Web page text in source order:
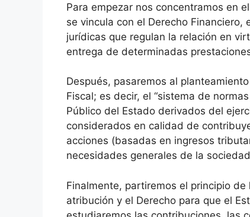
Para empezar nos concentramos en
se vincula con el Derecho
jurídicas que regulan la relación en
entrega de determinadas
Después, pasaremos al
Fiscal; es decir, el “sistema de
Público del Estado derivados del
considerados en calidad de
acciones (basadas en ingresos
necesidades generales de la
Finalmente, partiremos el principio
atribución y el Derecho para que el